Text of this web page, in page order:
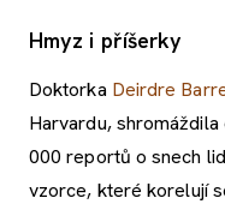
Hmyz i příšerky
Doktorka Deirdre
Harvardu,
000 reportů o snech
vzorce, které korelují